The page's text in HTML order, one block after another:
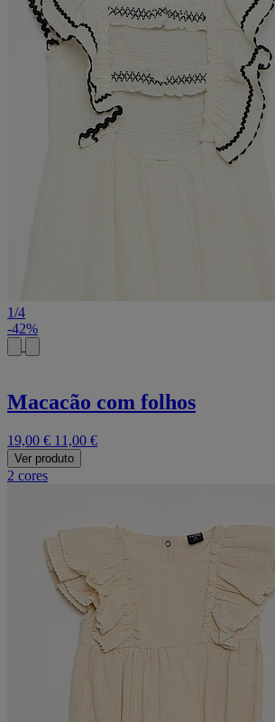
1/4
-42%
Macacão com folhos
19,00 € 11,00 €
Ver produto
2 cores